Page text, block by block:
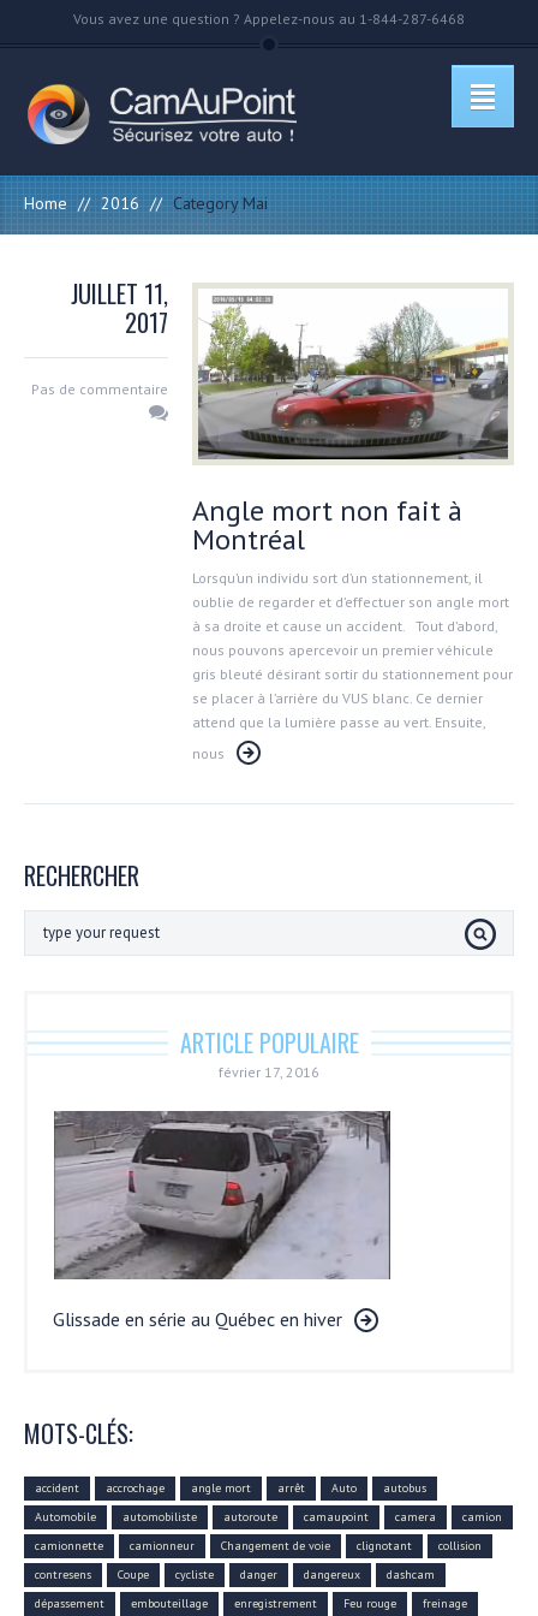
Vous avez une question ? Appelez-nous au 1-844-287-6468
Home // 2016 // Category Mai
JUILLET 11,
2017
Pas de commentaire
Angle mort non fait à
Montréal
Lorsqu’un individu sort d’un stationnement, il
oublie de regarder et d’effectuer son angle mort
à sa droite et cause un accident. Tout d’abord,
nous pouvons apercevoir un premier véhicule
gris bleuté désirant sortir du stationnement pour
se placer à l’arrière du VUS blanc. Ce dernier
attend que la lumière passe au vert. Ensuite,
nous
RECHERCHER
ARTICLE POPULAIRE
février 17, 2016
Glissade en série au Québec en hiver
MOTS-CLÉS:
accident accrochage angle mort arrêt Auto
autobus
Automobile
automobiliste autoroute camaupoint camera
camion
camionnette
camionneur Changement de voie clignotant
collision
contresens
Coupe cycliste danger dangereux
dashcam
dépassement
embouteillage enregistrement Feu rouge freinage